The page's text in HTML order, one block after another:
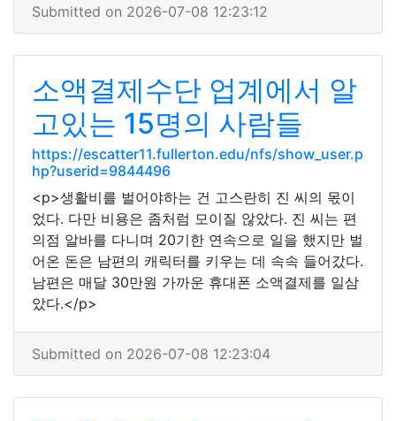
Submitted on 2026-07-08 12:23:12
소액결제수단 업계에서 알
고있는 15명의 사람들
https://escatter11.fullerton.edu/nfs/show_user.p
hp?userid=9844496
<p>생활비를 벌어야하는 건 고스란히 진 씨의 몫이
었다. 다만 비용은 좀처럼 모이질 않았다. 진 씨는 편
의점 알바를 다니며 20기한 연속으로 일을 했지만 벌
어온 돈은 남편의 캐릭터를 키우는 데 속속 들어갔다.
남편은 매달 30만원 가까운 휴대폰 소액결제를 일삼
았다.</p>
Submitted on 2026-07-08 12:23:04